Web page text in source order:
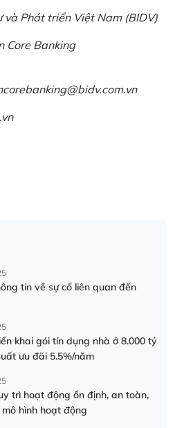
Phát triển Việt Nam (BIDV)
Core Banking
tin về sự cố liên quan đến
khai gói tín dụng nhà ở 8.000 tỷ
chiến sĩ” lãi suất ưu đãi 5.5%/năm
trì hoạt động ổn định, an toàn,
hình hoạt động